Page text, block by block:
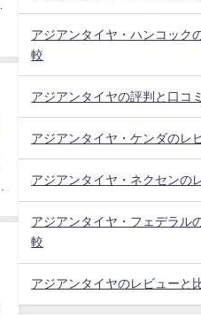
アジアンタイヤ・ハンコック
較
アジアンタイヤの評判と口コミ
アジアンタイヤ・ケンダのレ
アジアンタイヤ・ネクセンの
アジアンタイヤ・フェデラル
較
アジアンタイヤのレビューと